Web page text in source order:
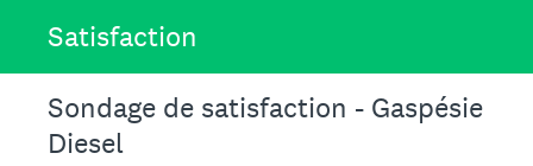
Satisfaction
Sondage de satisfaction - Gaspésie
Diesel